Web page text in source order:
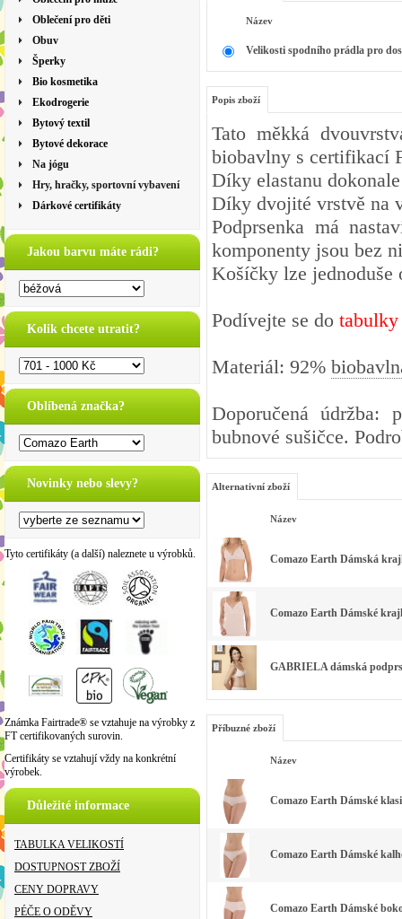
Oblečení pro děti
Obuv
Šperky
Bio kosmetika
Ekodrogerie
Bytový textil
Bytové dekorace
Na jógu
Hry, hračky, sportovní vybavení
Dárkové certifikáty
Jakou barvu máte rádi?
Kolik chcete utratit?
Oblíbená značka?
Novinky nebo slevy?
Tyto certifikáty (a další) naleznete u výrobků.
Známka Fairtrade® se vztahuje na výrobky z
FT certifikovaných surovin.
Certifikáty se vztahují vždy na konkrétní
výrobek.
Důležité informace
TABULKA VELIKOSTÍ
DOSTUPNOST ZBOŽÍ
CENY DOPRAVY
PÉČE O ODĚVY
Název
Velikosti spodního prádla pro
Popis zboží
Tato měkká
biobavlny s certifikací
Díky elastanu
Díky dvojité vrstvě na
Podprsenka má
komponenty jsou bez
Košíčky lze
Podívejte se do
Materiál: 92%
Doporučená údržba:
bubnové sušičce.
Alternativní zboží
Název
Comazo Earth Dámská
Comazo Earth Dámské
GABRIELA dámská
Příbuzné zboží
Název
Comazo Earth Dámské
Comazo Earth Dámské
Comazo Earth Dámské